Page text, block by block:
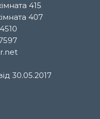
415
407
30.05.2017